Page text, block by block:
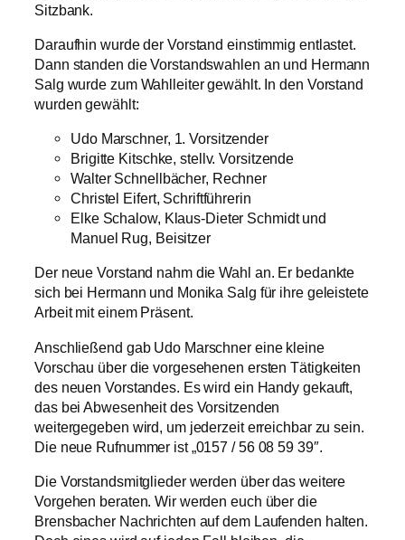
Sitzbank.
Daraufhin wurde der Vorstand einstimmig entlastet.
Dann standen die Vorstandswahlen an und Hermann
Salg wurde zum Wahlleiter gewählt. In den Vorstand
wurden gewählt:
Udo Marschner, 1. Vorsitzender
Brigitte Kitschke, stellv. Vorsitzende
Walter Schnellbächer, Rechner
Christel Eifert, Schriftführerin
Elke Schalow, Klaus-Dieter Schmidt und
Manuel Rug, Beisitzer
Der neue Vorstand nahm die Wahl an. Er bedankte
sich bei Hermann und Monika Salg für ihre geleistete
Arbeit mit einem Präsent.
Anschließend gab Udo Marschner eine kleine
Vorschau über die vorgesehenen ersten Tätigkeiten
des neuen Vorstandes. Es wird ein Handy gekauft,
das bei Abwesenheit des Vorsitzenden
weitergegeben wird, um jederzeit erreichbar zu sein.
Die neue Rufnummer ist „0157 / 56 08 59 39″.
Die Vorstandsmitglieder werden über das weitere
Vorgehen beraten. Wir werden euch über die
Brensbacher Nachrichten auf dem Laufenden halten.